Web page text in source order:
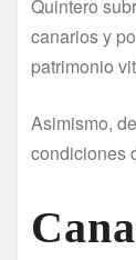
Quintero
canarios y
patrimonio
Asimismo,
condiciones